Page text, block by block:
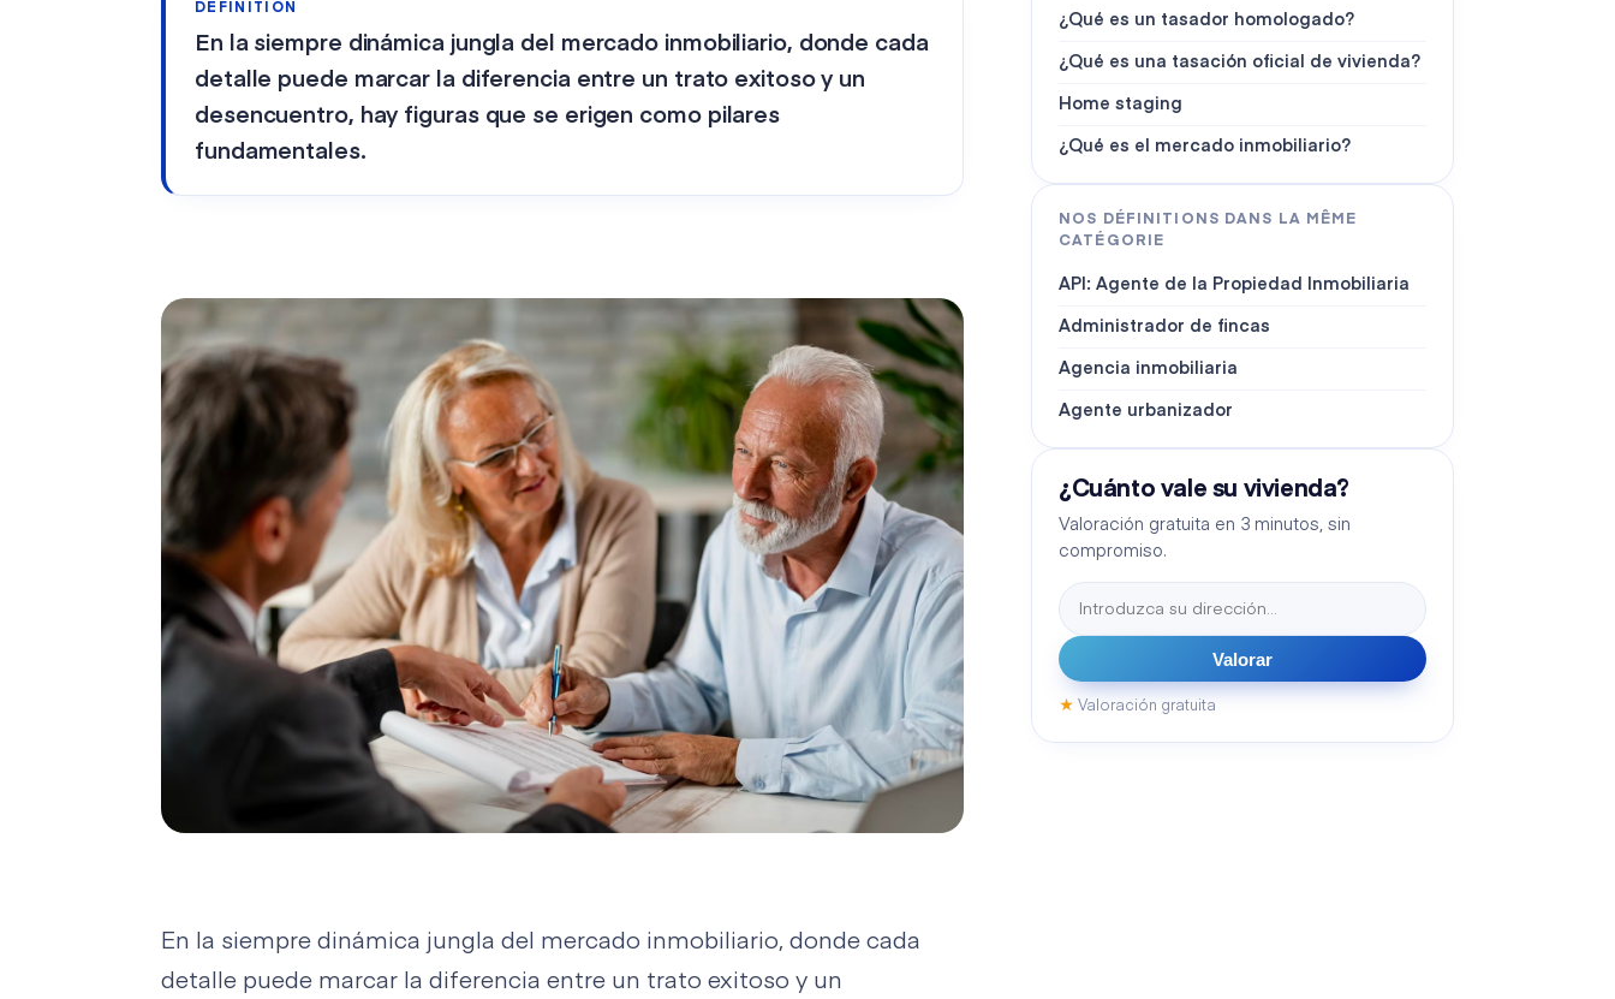
DÉFINITION
En la siempre dinámica jungla del mercado inmobiliario, donde cada
detalle puede marcar la diferencia entre un trato exitoso y un
desencuentro, hay figuras que se erigen como pilares
fundamentales.
En la siempre dinámica jungla del mercado inmobiliario, donde cada
detalle puede marcar la diferencia entre un trato exitoso y un
¿Qué es un tasador homologado?
¿Qué es una tasación oficial de vivienda?
Home staging
¿Qué es el mercado inmobiliario?
NOS DÉFINITIONS DANS LA MÊME
CATÉGORIE
API: Agente de la Propiedad Inmobiliaria
Administrador de fincas
Agencia inmobiliaria
Agente urbanizador
¿Cuánto vale su vivienda?
Valoración gratuita en 3 minutos, sin
compromiso.
Valorar
★ Valoración gratuita